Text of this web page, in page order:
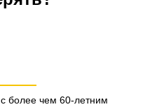
более чем 60-летним